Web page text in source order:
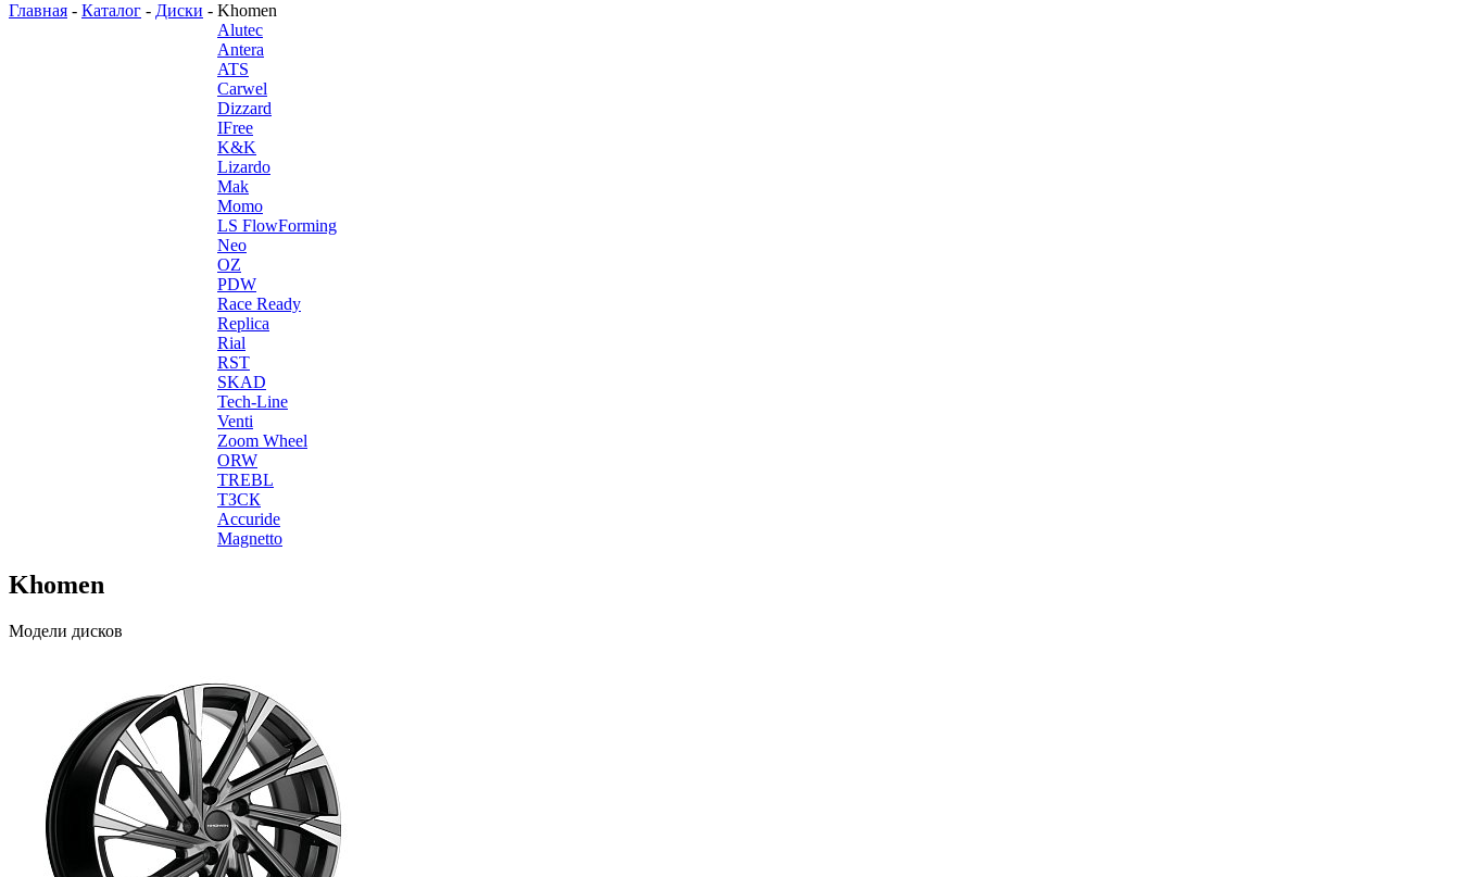
Главная - Каталог - Диски - Khomen
Alutec
Antera
ATS
Carwel
Dizzard
IFree
K&K
Lizardo
Mak
Momo
LS FlowForming
Neo
OZ
PDW
Race Ready
Replica
Rial
RST
SKAD
Tech-Line
Venti
Zoom Wheel
ORW
TREBL
ТЗСК
Accuride
Magnetto
Khomen
Модели дисков